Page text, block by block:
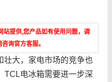
站提供,您产品如有使用问题，调
询官方客服。
大，家电市场的竞争也
TCL电冰箱需要进一步深